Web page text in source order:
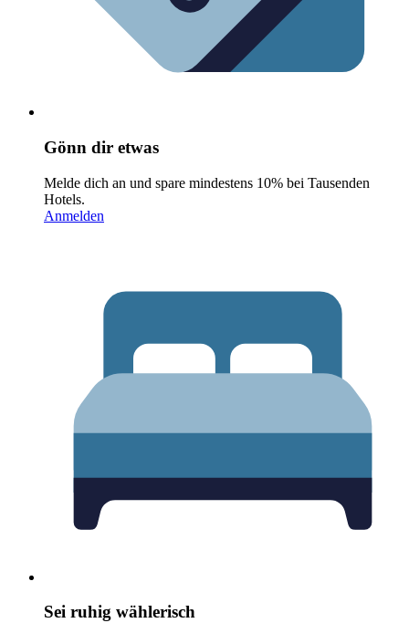
Gönn dir etwas
Melde dich an und spare mindestens 10% bei Tausenden
Hotels.
Anmelden
Sei ruhig wählerisch